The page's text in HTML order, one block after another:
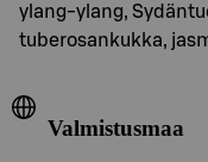
ylang-ylang,
tuberosankukka,
Valmistusmaa